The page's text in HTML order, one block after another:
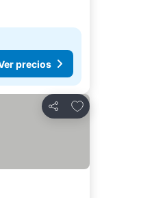
precios
Compartir
Agregar a favoritos